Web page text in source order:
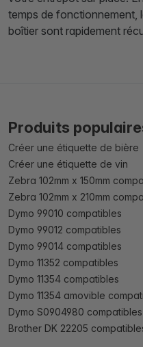
temps de fonctionnement,
boîtier sont rapidement
Produits
Créer une étiquette de bière
Créer une étiquette de vin
Zebra 102mm x 150mm
Zebra 102mm x 210mm
Dymo 99010 compatibles
Dymo 99012 compatibles
Dymo 99014 compatibles
Dymo 11352 compatibles
Dymo 11354 compatibles
Dymo 11354 amovible
Dymo S0904980 compatibles
Brother DK 22205